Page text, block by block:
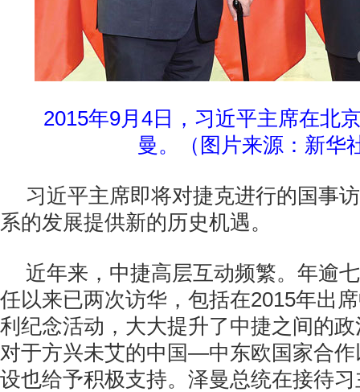
2015年9月4日，习近平主席在北
曼。（图片来源：新华
习近平主席即将对捷克进行的国事
系的发展提供新的历史机遇。
近年来，中捷高层互动频繁。年逾
任以来已两次访华，包括在2015年出
利纪念活动，大大提升了中捷之间的
对于方兴未艾的中国—中东欧国家合作
设也给予积极支持。泽曼总统在接待